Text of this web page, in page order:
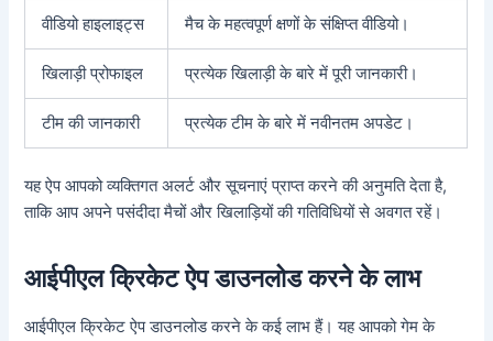
वीडियो हाइलाइट्स मैच के महत्वपूर्ण क्षणों के संक्षिप्त वीडियो।
खिलाड़ी प्रोफाइल प्रत्येक खिलाड़ी के बारे में पूरी जानकारी।
टीम की जानकारी प्रत्येक टीम के बारे में नवीनतम अपडेट।
यह ऐप आपको व्यक्तिगत अलर्ट और सूचनाएं प्राप्त करने की अनुमति देता है,
ताकि आप अपने पसंदीदा मैचों और खिलाड़ियों की गतिविधियों से अवगत रहें।
आईपीएल क्रिकेट ऐप डाउनलोड करने के लाभ
आईपीएल क्रिकेट ऐप डाउनलोड करने के कई लाभ हैं। यह आपको गेम के